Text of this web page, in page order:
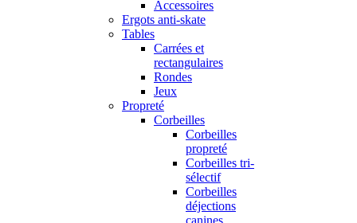
Accessoires
Ergots anti-skate
Tables
Carrées et
rectangulaires
Rondes
Jeux
Propreté
Corbeilles
Corbeilles
propreté
Corbeilles tri-
sélectif
Corbeilles
déjections
canines